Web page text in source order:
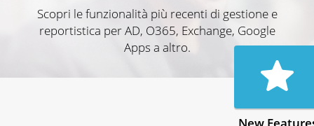
Scopri le funzionalità più recenti di gestione e
reportistica per AD, O365, Exchange, Google
Apps a altro.